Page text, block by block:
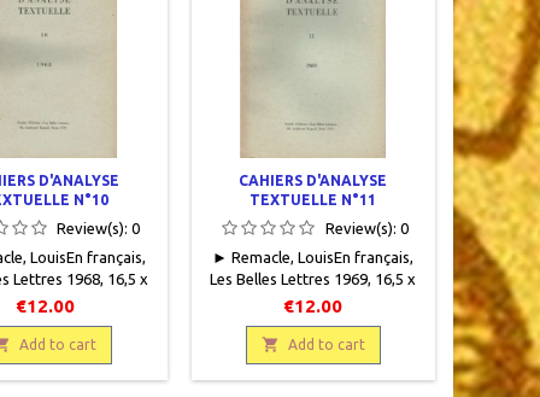
D'ANALYSE
N°10
Review(s):0
LouisEn français,
Lettres 1968, 16,5 x
pages, broché,
sur les bords.
En partie non
les autres Cahiers
€12.00
Add to cart
CAHIERS D'ANALYSE
TEXTUELLE N°11
Review(s): 0
► Remacle, LouisEn français,
Les Belles Lettres 1969, 16,5 x
25, 129 pages, broché,
insolée sur les bords.
Rousseurs.Voir les autres
Cahiers disponibles
€12.00
 Add to cart